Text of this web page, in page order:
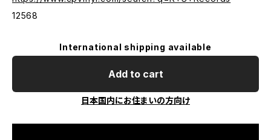
12568
International shipping available
Add to cart
日本国内にお住まいの方向け